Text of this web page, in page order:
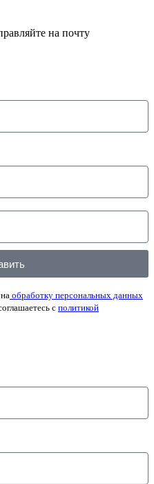
на почту
обработку персональных данных
с политикой